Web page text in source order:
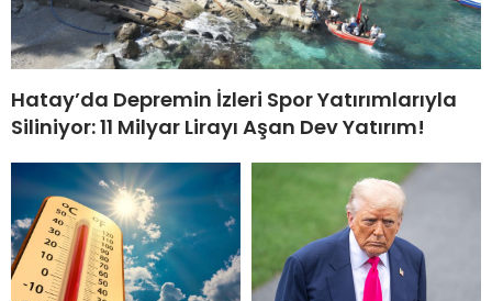
Hatay’da Depremin İzleri Spor Yatırımlarıyla
Siliniyor: 11 Milyar Lirayı Aşan Dev Yatırım!